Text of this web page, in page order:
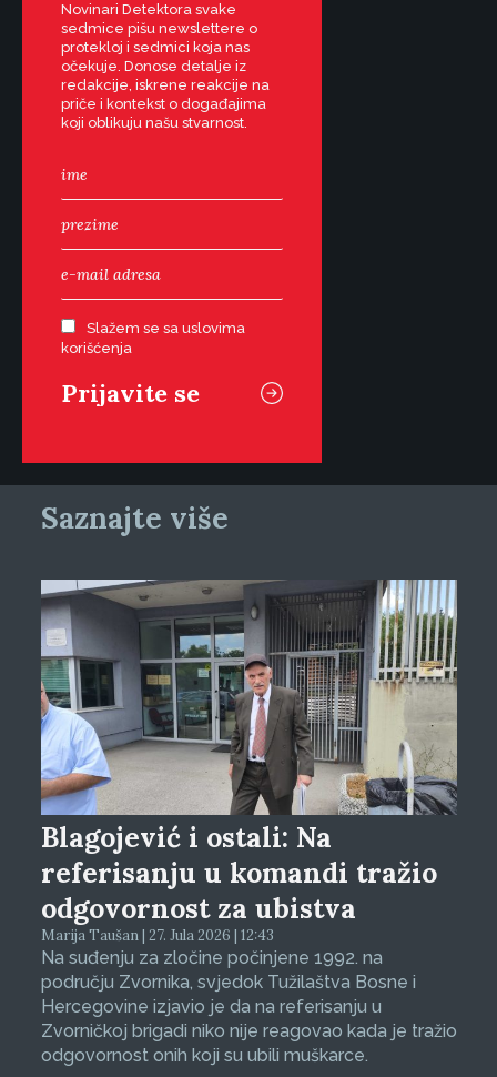
Novinari Detektora svake
sedmice pišu newslettere o
protekloj i sedmici koja nas
očekuje. Donose detalje iz
redakcije, iskrene reakcije na
priče i kontekst o događajima
koji oblikuju našu stvarnost.
Slažem se sa uslovima
korišćenja
Saznajte više
Blagojević i ostali: Na
referisanju u komandi tražio
odgovornost za ubistva
Marija Taušan | 27. Jula 2026 | 12:43
Na suđenju za zločine počinjene 1992. na
području Zvornika, svjedok Tužilaštva Bosne i
Hercegovine izjavio je da na referisanju u
Zvorničkoj brigadi niko nije reagovao kada je tražio
odgovornost onih koji su ubili muškarce.